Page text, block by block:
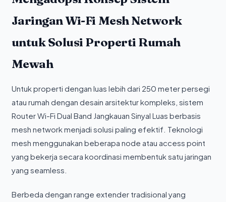
Jaringan Wi-Fi Mesh Network
untuk Solusi Properti Rumah
Mewah
Untuk properti dengan luas lebih dari 250 meter persegi
atau rumah dengan desain arsitektur kompleks, sistem
Router Wi-Fi Dual Band Jangkauan Sinyal Luas berbasis
mesh network menjadi solusi paling efektif. Teknologi
mesh menggunakan beberapa node atau access point
yang bekerja secara koordinasi membentuk satu jaringan
yang seamless.
Berbeda dengan range extender tradisional yang